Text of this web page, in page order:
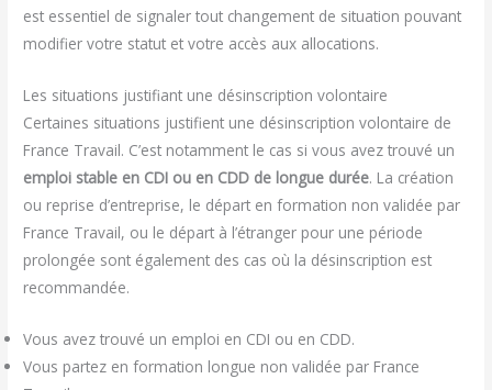
est essentiel de signaler tout changement de situation pouvant
modifier votre statut et votre accès aux allocations.
Les situations justifiant une désinscription volontaire
Certaines situations justifient une désinscription volontaire de
France Travail. C’est notamment le cas si vous avez trouvé un
emploi stable en CDI ou en CDD de longue durée. La création
ou reprise d’entreprise, le départ en formation non validée par
France Travail, ou le départ à l’étranger pour une période
prolongée sont également des cas où la désinscription est
recommandée.
Vous avez trouvé un emploi en CDI ou en CDD.
Vous partez en formation longue non validée par France